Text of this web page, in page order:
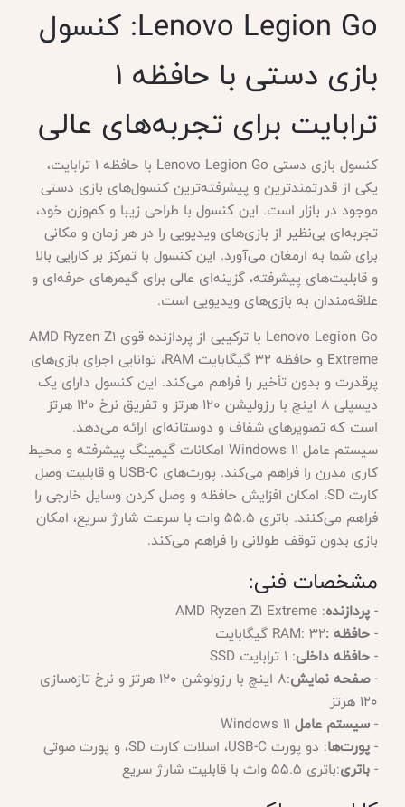
Lenovo Legion Go: کنسول
بازی دستی با حافظه ۱
ترابایت برای تجربه‌های عالی
کنسول بازی دستی Lenovo Legion Go با حافظه ۱ ترابایت،
یکی از قدرتمندترین و پیشرفته‌ترین کنسول‌های بازی دستی
موجود در بازار است. این کنسول با طراحی زیبا و کم‌وزن خود،
تجربه‌ای بی‌نظیر از بازی‌های ویدیویی را در هر زمان و مکانی
برای شما به ارمغان می‌آورد. این کنسول با تمرکز بر کارایی بالا
و قابلیت‌های پیشرفته، گزینه‌ای عالی برای گیمرهای حرفه‌ای و
علاقه‌مندان به بازی‌های ویدیویی است.
Lenovo Legion Go با ترکیبی از پردازنده قوی AMD Ryzen Z1
Extreme و حافظه ۳۲ گیگابایت RAM، توانایی اجرای بازی‌های
پرقدرت و بدون تأخیر را فراهم می‌کند. این کنسول دارای یک
دیسپلی ۸ اینچ با رزولیشن ۱۲۰ هرتز و تفریق نرخ ۱۲۰ هرتز
است که تصویرهای شفاف و دوستانه‌ای ارائه می‌دهد.
سیستم عامل Windows 11 امکانات گیمینگ پیشرفته و محیط
کاری مدرن را فراهم می‌کند. پورت‌های USB-C و قابلیت وصل
کارت SD، امکان افزایش حافظه و وصل کردن وسایل خارجی را
فراهم می‌کنند. باتری ۵۵.۵ وات با سرعت شارژ سریع، امکان
بازی بدون توقف طولانی را فراهم می‌کند.
مشخصات فنی:
-پردازنده: AMD Ryzen Z1 Extreme
-حافظه :RAM: ۳۲ گیگابایت
-حافظه داخلی: ۱ ترابایت SSD
-صفحه نمایش
:۸ اینچ با رزولوشن ۱۲۰ هرتز و نرخ تازه‌سازی
۱۲۰ هرتز
-سیستم عامل
-پورت‌ها: دو پورت USB-C، اسلات کارت SD، و پورت صوتی
-باتری:باتری ۵۵.۵ وات با قابلیت شارژ سریع